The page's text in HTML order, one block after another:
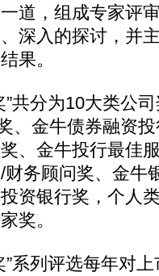
道，组成专家评
深入的探讨，并
果。
分为10大类公司
、金牛债券融资
、金牛投行最佳
务顾问奖、金牛
资银行奖，个人
奖。
列评选每年对上